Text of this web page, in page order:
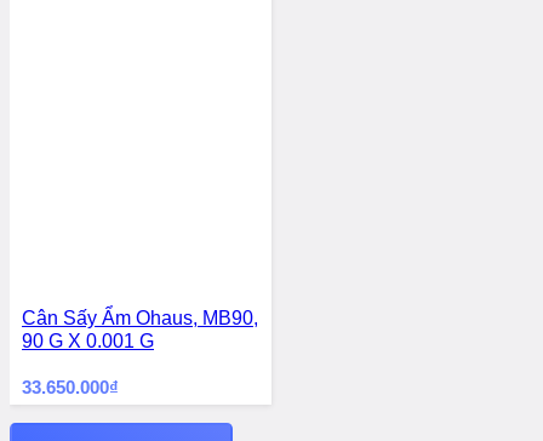
Cân Sấy Ẩm Ohaus, MB90,
90 G X 0.001 G
33.650.000₫